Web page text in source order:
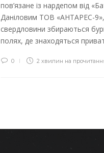
пов’язане із нардепом від
Даніловим ТОВ «АНТАРЕС-9»,
свердловини збираються
полях, де знаходяться
0 2 хвилин на